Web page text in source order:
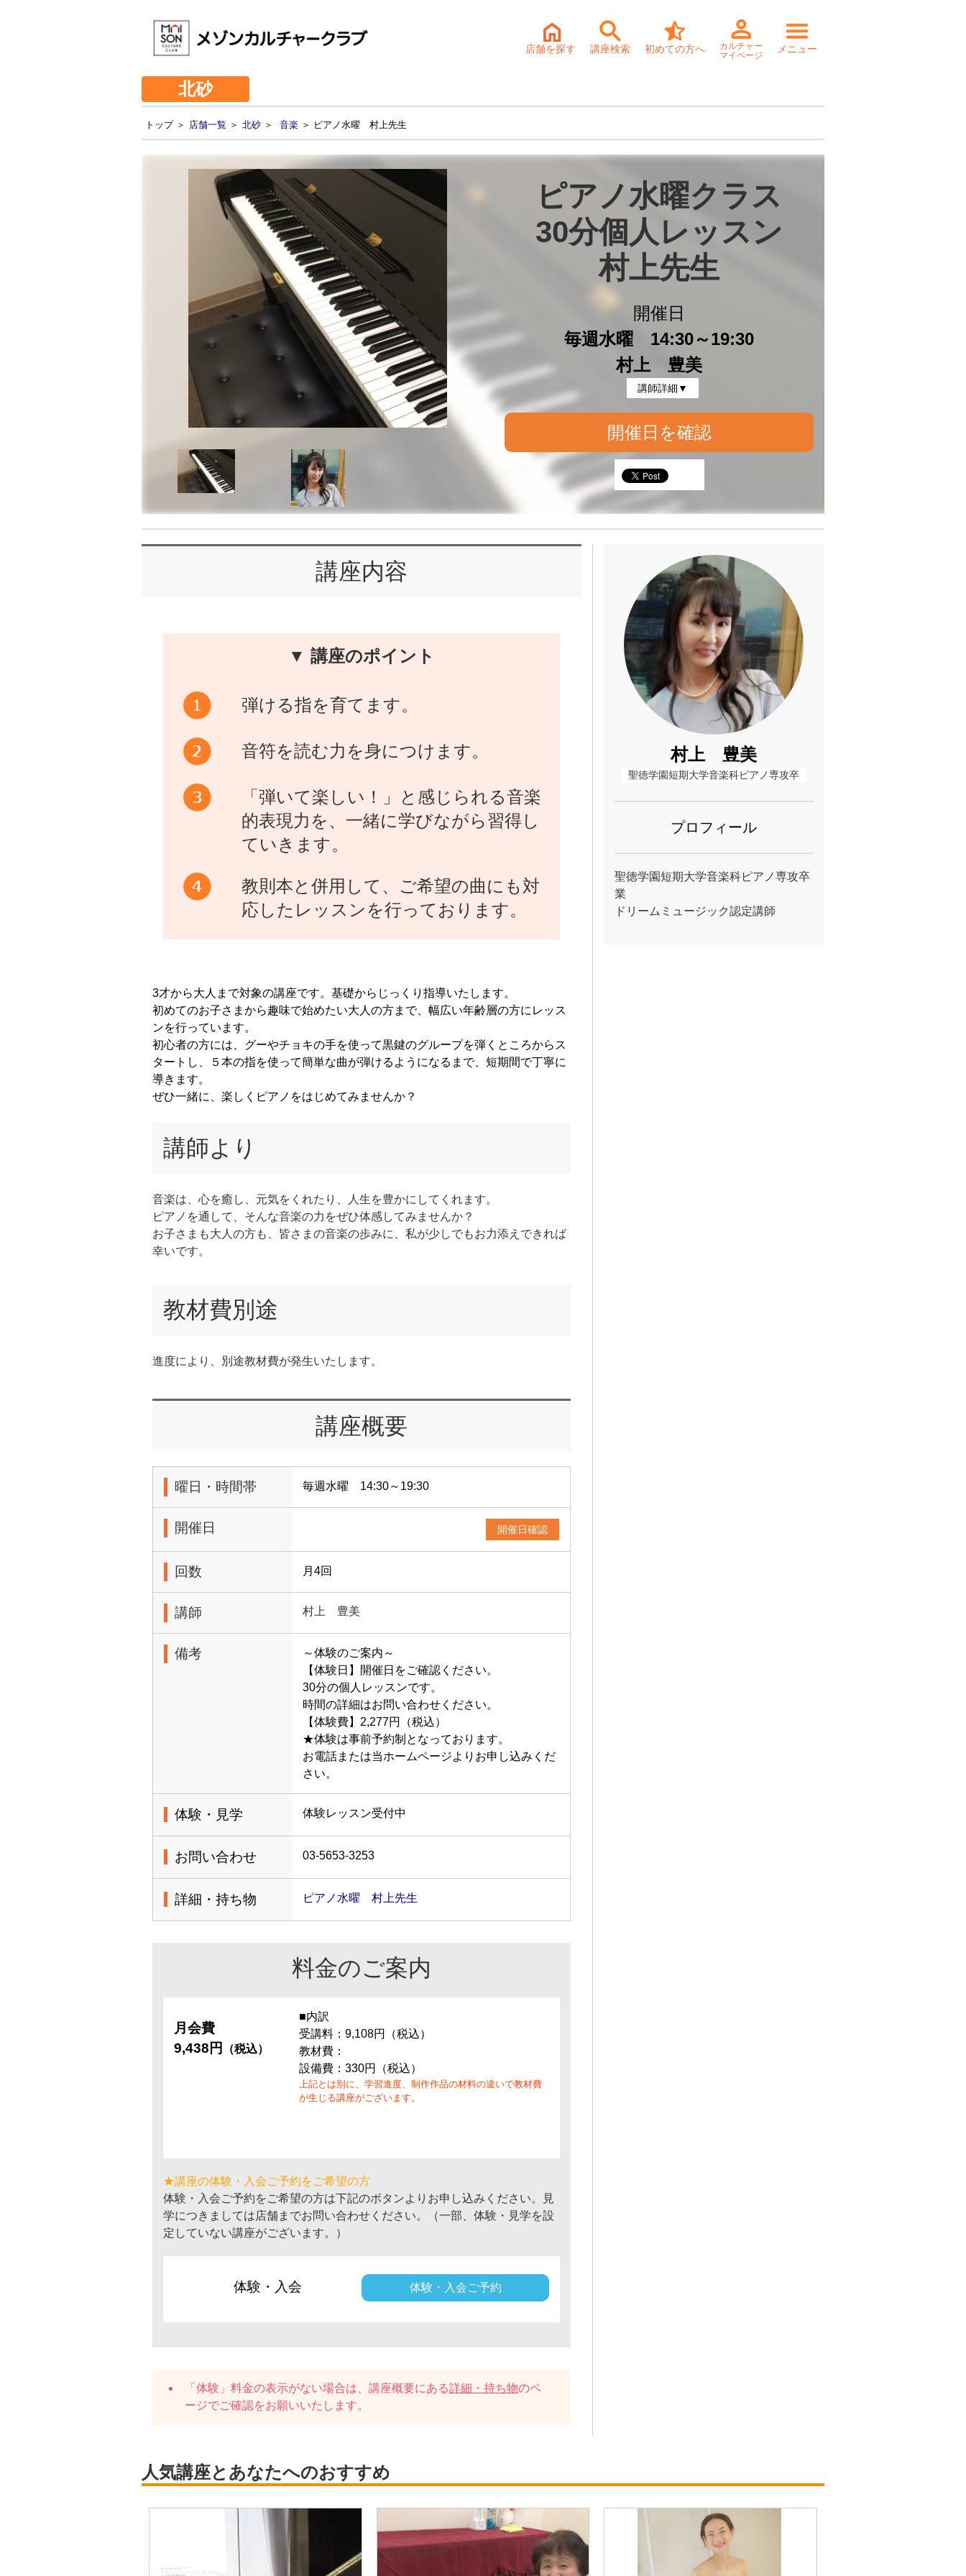
店舗を探す 講座検索 初めての方へ
カルチャー
マイページ
メニュー
北砂
トップ＞ 店舗一覧 ＞ 北砂 ＞ 音楽 ＞ ピアノ水曜 村上先生
ピアノ水曜クラス
30分個人レッスン
村上先生
開催日
毎週水曜 14:30～19:30
村上 豊美
講師詳細▼
開催日を確認
講座内容
▼ 講座のポイント
弾ける指を育てます。
音符を読む力を身につけます。
「弾いて楽しい！」と感じられる音楽
的表現力を、一緒に学びながら習得し
ていきます。
教則本と併用して、ご希望の曲にも対
応したレッスンを行っております。
3才から大人まで対象の講座です。基礎からじっくり指導いたします。
初めてのお子さまから趣味で始めたい大人の方まで、幅広い年齢層の方にレッス
ンを行っています。
初心者の方には、グーやチョキの手を使って黒鍵のグループを弾くところからス
タートし、５本の指を使って簡単な曲が弾けるようになるまで、短期間で丁寧に
導きます。
ぜひ一緒に、楽しくピアノをはじめてみませんか？
講師より
音楽は、心を癒し、元気をくれたり、人生を豊かにしてくれます。
ピアノを通して、そんな音楽の力をぜひ体感してみませんか？
お子さまも大人の方も、皆さまの音楽の歩みに、私が少しでもお力添えできれば
幸いです。
教材費別途
進度により、別途教材費が発生いたします。
講座概要
曜日・時間帯 毎週水曜 14:30～19:30
開催日 開催日確認
回数 月4回
講師 村上 豊美
備考
～体験のご案内～
【体験日】開催日をご確認ください。
30分の個人レッスンです。
時間の詳細はお問い合わせください。
【体験費】2,277円（税込）
★体験は事前予約制となっております。
お電話または当ホームページよりお申し込みくだ
さい。
体験・見学 体験レッスン受付中
お問い合わせ 03-5653-3253
詳細・持ち物 ピアノ水曜 村上先生
料金のご案内
月会費
9,438円
（税込）
■内訳
受講料：9,108円（税込）
教材費：
設備費：330円（税込）
上記とは別に、学習進度、制作作品の材料の違いで教材費
が生じる講座がございます。
★講座の体験・入会ご予約をご希望の方
体験・入会ご予約をご希望の方は下記のボタンよりお申し込みください。見
学につきましては店舗までお問い合わせください。（一部、体験・見学を設
定していない講座がございます。）
体験・入会 体験・入会ご予約
「体験」料金の表示がない場合は、講座概要にある詳細・持ち物のペ
ージでご確認をお願いいたします。
村上 豊美
聖徳学園短期大学音楽科ピアノ専攻卒
プロフィール
聖徳学園短期大学音楽科ピアノ専攻卒
業
ドリームミュージック認定講師